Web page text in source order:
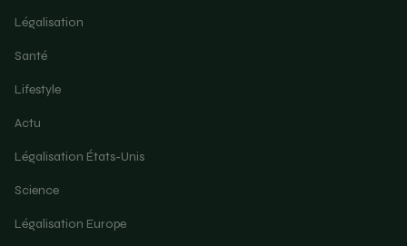
Légalisation
Santé
Lifestyle
Actu
Légalisation États-Unis
Science
Légalisation Europe